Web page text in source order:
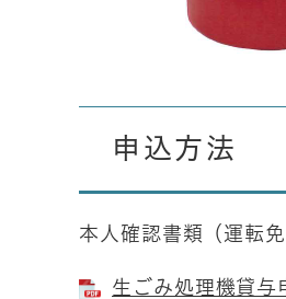
申込方法
本人確認書類（運転
生ごみ処理機貸